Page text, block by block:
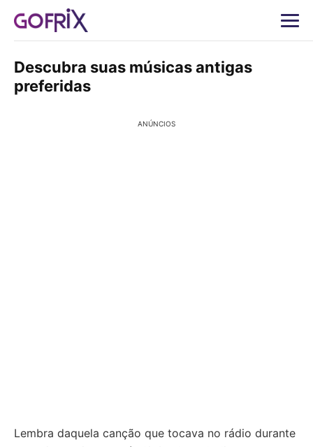
Descubra suas músicas antigas
preferidas
ANÚNCIOS
Lembra daquela canção que tocava no rádio durante